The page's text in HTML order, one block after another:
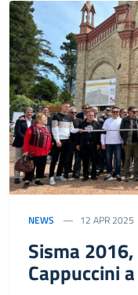
NEWS 12 APR 2025
Sisma
Cappuccini